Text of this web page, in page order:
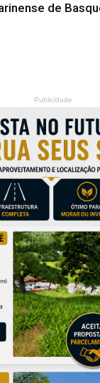
de
Publicidade